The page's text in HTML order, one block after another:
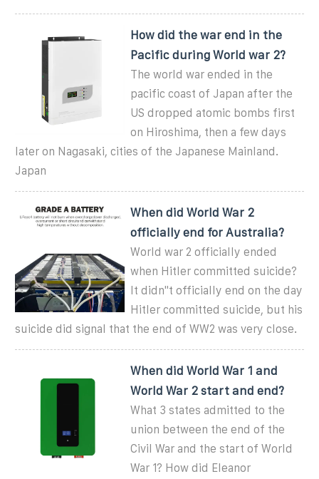
How did the war end in the
Pacific during World war 2?
The world war ended in the
pacific coast of Japan after the
US dropped atomic bombs first
on Hiroshima, then a few days
later on Nagasaki, cities of the Japanese Mainland.
Japan
When did World War 2
officially end for Australia?
World war 2 officially ended
when Hitler committed suicide?
It didn''t officially end on the day
Hitler committed suicide, but his
suicide did signal that the end of WW2 was very close.
When did World War 1 and
World War 2 start and end?
What 3 states admitted to the
union between the end of the
Civil War and the start of World
War 1? How did Eleanor